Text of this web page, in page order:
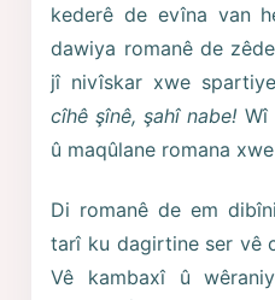
kederê de evîna van
dawiya romanê de
jî nivîskar xwe
cîhê şînê, şahî nabe! Wî
û maqûlane romana
Di romanê de em
tarî ku dagirtine ser vê
Vê kambaxî û